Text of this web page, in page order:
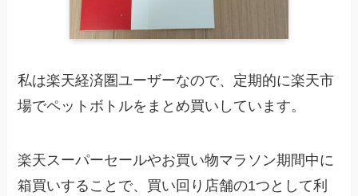
私は楽天経済圏ユーザーなので、定期的に楽天市
場でペットボトルをまとめ買いしています。
楽天スーパーセールやお買い物マラソン期間中に
箱買いすることで、買い回り店舗の1つとして利